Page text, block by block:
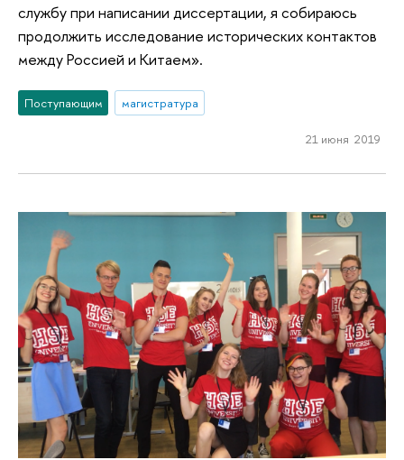
службу при написании диссертации, я собираюсь
продолжить исследование исторических контактов
между Россией и Китаем».
Поступающим магистратура
21 июня 2019